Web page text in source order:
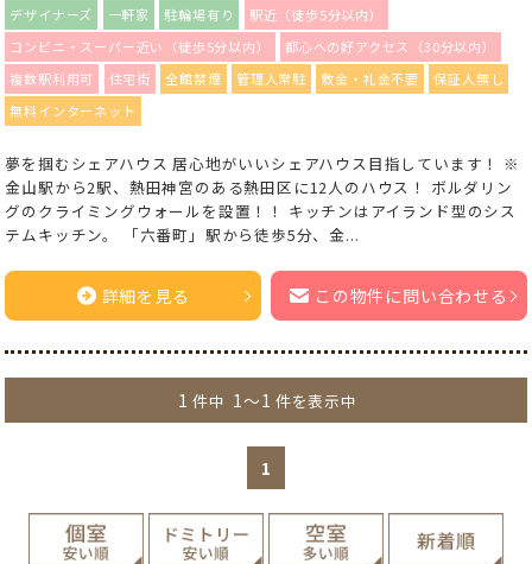
デザイナーズ
一軒家 駐輪場有り
駅近（徒歩5分以内）
コンビニ・スーパー近い（徒歩5分以内）
都心への好アクセス（30分以内）
複数駅利用可
住宅街 全館禁煙 管理人常駐 敷金・礼金不要
保証人無し
無料インターネット
夢を掴むシェアハウス 居心地がいいシェアハウス目指しています！ ※
金山駅から2駅、熱田神宮のある熱田区に12人のハウス！ ボルダリン
グのクライミングウォールを設置！！ キッチンはアイランド型のシス
テムキッチン。 「六番町」駅から徒歩5分、金...
詳細を見る この物件に問い合わせる
1 件中 1～1 件を表示中
1